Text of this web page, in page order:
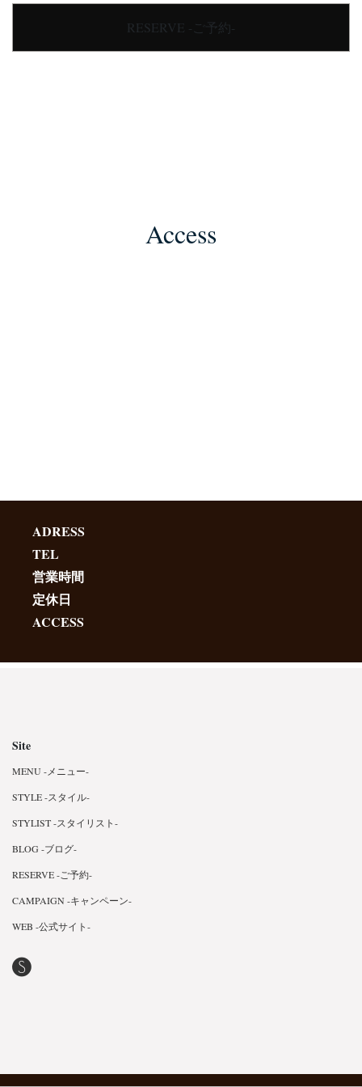
RESERVE -ご予約-
Access
ADRESS
TEL
営業時間
定休日
ACCESS
Site
MENU -メニュー-
STYLE -スタイル-
STYLIST -スタイリスト-
BLOG -ブログ-
RESERVE -ご予約-
CAMPAIGN -キャンペーン-
WEB -公式サイト-